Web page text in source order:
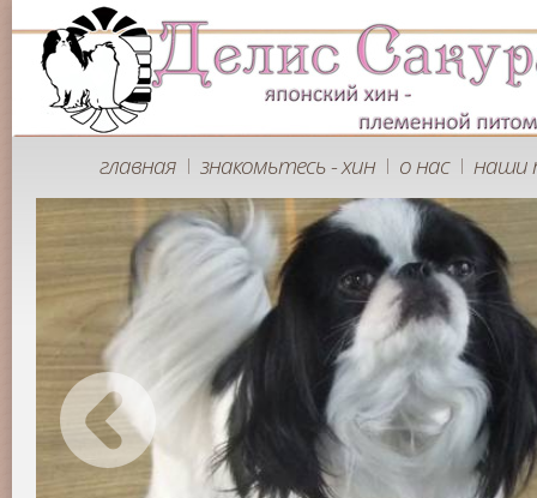
главная | знакомьтесь - хин | о нас | наши